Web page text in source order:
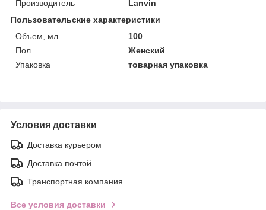
Производитель
Lanvin
Пользовательские характеристики
Объем, мл
100
Пол
Женский
Упаковка
товарная упаковка
Условия доставки
Доставка курьером
Доставка почтой
Транспортная компания
Все условия доставки